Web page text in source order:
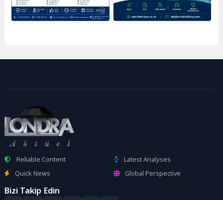
Reliable Content
Latest Analyses
Quick News
Global Perspective
Bizi Takip Edin